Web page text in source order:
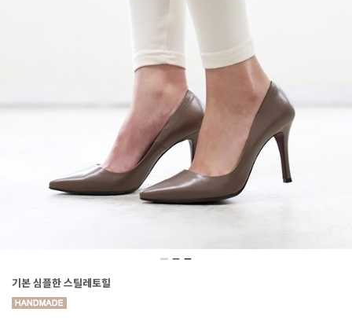
기본 심플한 스틸레토힐